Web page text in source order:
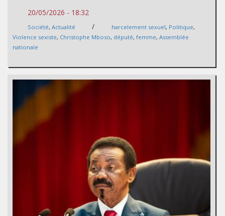
20/05/2026 - 18:32
Société, Actualité / harcelement sexuel, Politique,
Violence sexiste, Christophe Mboso, député, femme, Assemblée
nationale